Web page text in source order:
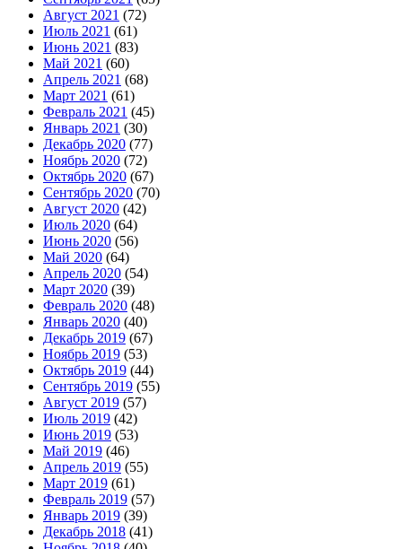
Август 2021 (72)
Июль 2021 (61)
Июнь 2021 (83)
Май 2021 (60)
Апрель 2021 (68)
Март 2021 (61)
Февраль 2021 (45)
Январь 2021 (30)
Декабрь 2020 (77)
Ноябрь 2020 (72)
Октябрь 2020 (67)
Сентябрь 2020 (70)
Август 2020 (42)
Июль 2020 (64)
Июнь 2020 (56)
Май 2020 (64)
Апрель 2020 (54)
Март 2020 (39)
Февраль 2020 (48)
Январь 2020 (40)
Декабрь 2019 (67)
Ноябрь 2019 (53)
Октябрь 2019 (44)
Сентябрь 2019 (55)
Август 2019 (57)
Июль 2019 (42)
Июнь 2019 (53)
Май 2019 (46)
Апрель 2019 (55)
Март 2019 (61)
Февраль 2019 (57)
Январь 2019 (39)
Декабрь 2018 (41)